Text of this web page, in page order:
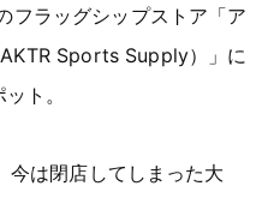
フラッグシップストア「ア
Sports Supply）」に
ト。
今は閉店してしまった大